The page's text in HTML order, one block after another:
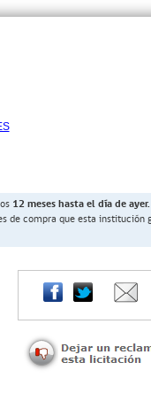
12 meses hasta el día de ayer.
de compra que esta institución